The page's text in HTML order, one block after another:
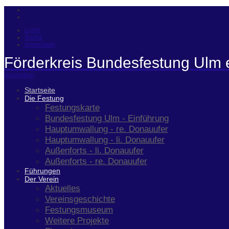
Login
Suche
Impressum
Förderkreis Bundesfestung Ulm
Navigation
Startseite
Die Festung
Festungskarte
Bundesfestung Ulm - Einführung
Hauptumwallung - re. Donauufer
Hauptumwallung - li. Donauufer
Außenforts - li. Donauufer
Außenforts - re. Donauufer
Führungen
Der Verein
Aktuelles
Vereinsgeschichte
Festungsmuseum
Weitere Projekte